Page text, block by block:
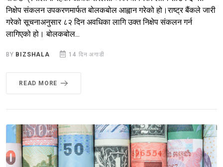
निक्षेप संकलन उपकरणमार्फत बोलकबोल आह्वान गरेको हो।राष्ट्र बैंकले जारी
गरेको सूचनाअनुसार ८२ दिन अवधिका लागि उक्त निक्षेप संकलन गर्न
लागिएको हो। बोलकबोल...
BY BIZSHALA 14 दिन अगाडी
READ MORE